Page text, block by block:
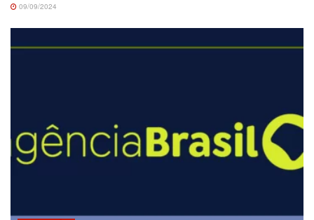
09/09/2024